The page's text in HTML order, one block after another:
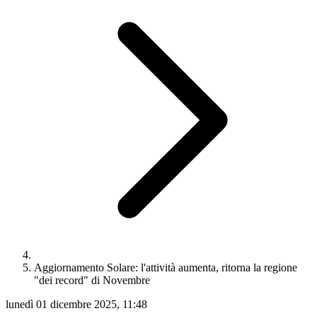
Aggiornamento Solare: l'attività aumenta, ritorna la regione
"dei record" di Novembre
lunedì 01 dicembre 2025, 11:48